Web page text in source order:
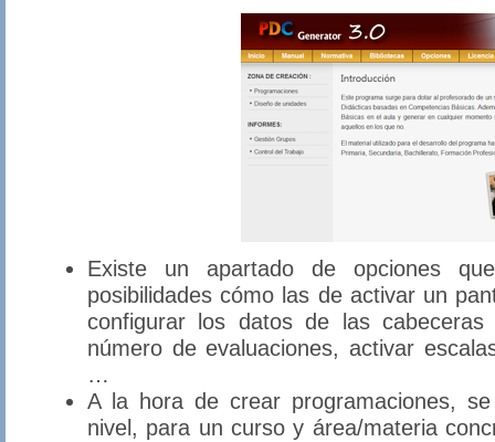
Existe un apartado de opciones
posibilidades cómo las de activar un
configurar los datos de las
número de evaluaciones, activar
…
A la hora de crear programaciones,
nivel, para un curso y área/materia